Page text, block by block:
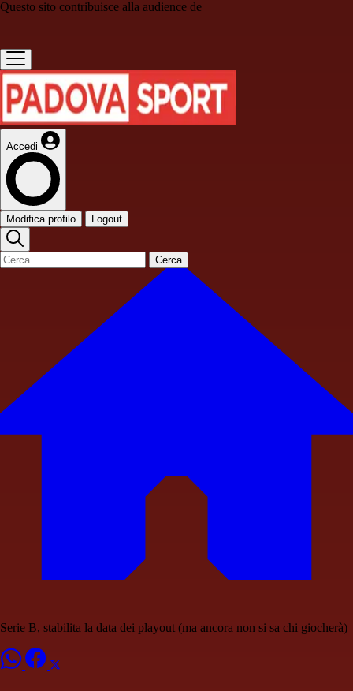
Questo sito contribuisce alla audience de
Accedi
Modifica profilo Logout
Cerca
Serie B, stabilita la data dei playout (ma ancora non si sa chi giocherà)